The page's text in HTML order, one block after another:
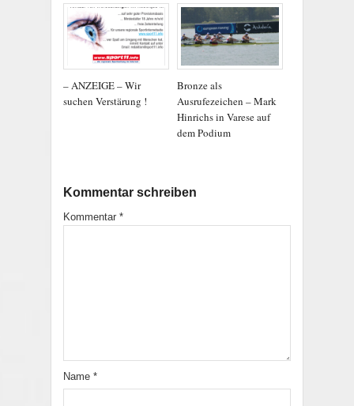
– ANZEIGE – Wir
suchen Verstärung !
Bronze als
Ausrufezeichen – Mark
Hinrichs in Varese auf
dem Podium
Kommentar schreiben
Kommentar *
Name *